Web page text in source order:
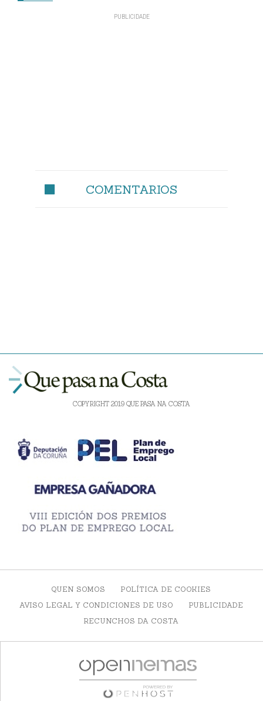
COMENTARIOS
COPYRIGHT 2019 QUE PASA NA COSTA
QUEN SOMOS
POLÍTICA DE COOKIES
AVISO LEGAL Y CONDICIONES DE USO
PUBLICIDADE
RECUNCHOS DA COSTA